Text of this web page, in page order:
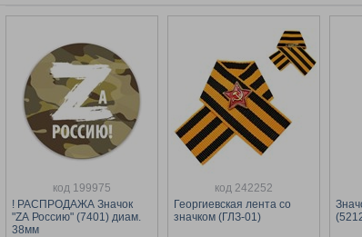
код 199975
! РАСПРОДАЖА Значок
"ZА Россию" (7401) диам.
38мм
код 242252
Георгиевская лента со
значком (ГЛЗ-01)